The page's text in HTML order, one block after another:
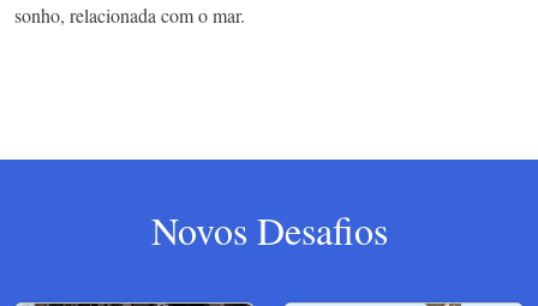
sonho, relacionada com o mar.
Novos Desafios